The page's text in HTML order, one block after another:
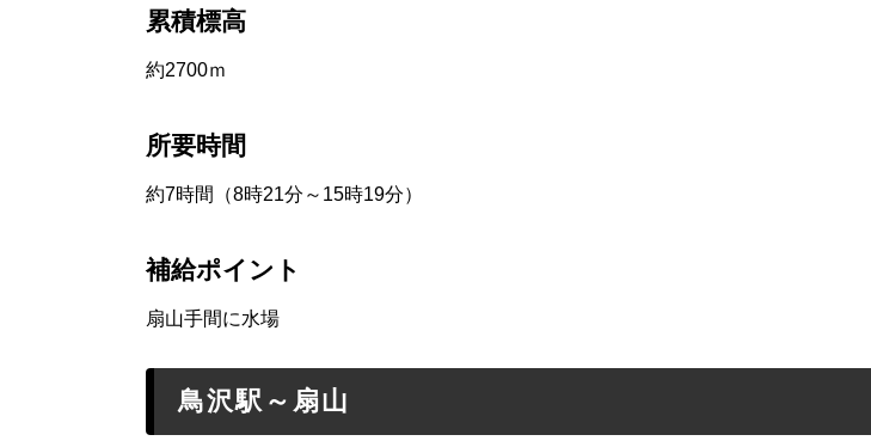
累積標高
約2700ｍ
所要時間
約7時間（8時21分～15時19分）
補給ポイント
扇山手間に水場
鳥沢駅～扇山